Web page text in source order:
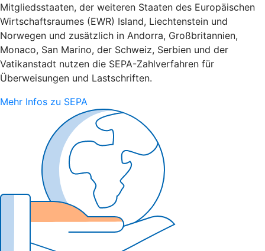
Mitgliedsstaaten, der weiteren Staaten des Europäischen
Wirtschaftsraumes (EWR) Island, Liechtenstein und
Norwegen und zusätzlich in Andorra, Großbritannien,
Monaco, San Marino, der Schweiz, Serbien und der
Vatikanstadt nutzen die SEPA-Zahlverfahren für
Überweisungen und Lastschriften.
Mehr Infos zu SEPA